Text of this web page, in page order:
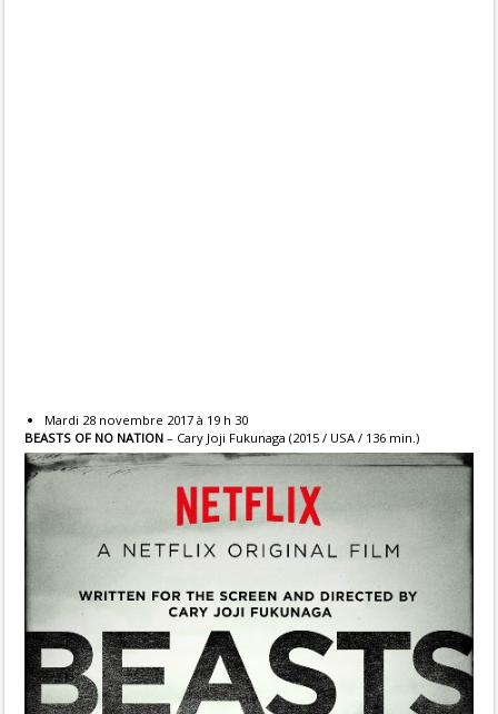
Mardi 28 novembre 2017 à 19 h 30
BEASTS OF NO NATION – Cary Joji Fukunaga (2015 / USA / 136 min.)